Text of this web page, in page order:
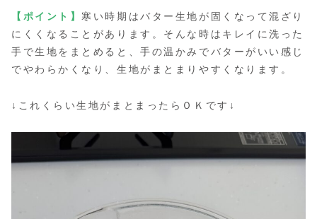
【ポイント】寒い時期はバター生地が固くなって混ざり
にくくなることがあります。そんな時はキレイに洗った
手で生地をまとめると、手の温かみでバターがいい感じ
でやわらかくなり、生地がまとまりやすくなります。
↓これくらい生地がまとまったらＯＫです↓